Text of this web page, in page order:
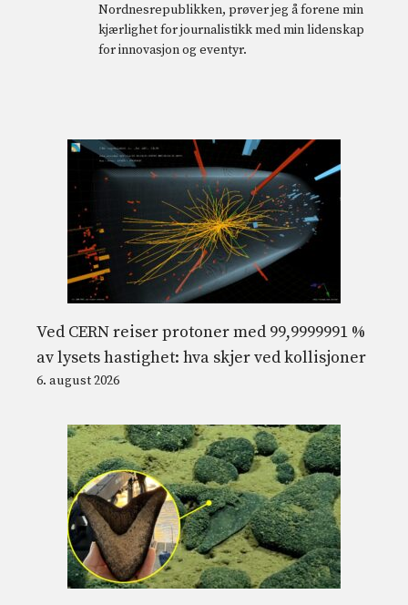
Nordnesrepublikken, prøver jeg å forene min
kjærlighet for journalistikk med min lidenskap
for innovasjon og eventyr.
Ved CERN reiser protoner med 99,9999991 %
av lysets hastighet: hva skjer ved kollisjoner
6. august 2026